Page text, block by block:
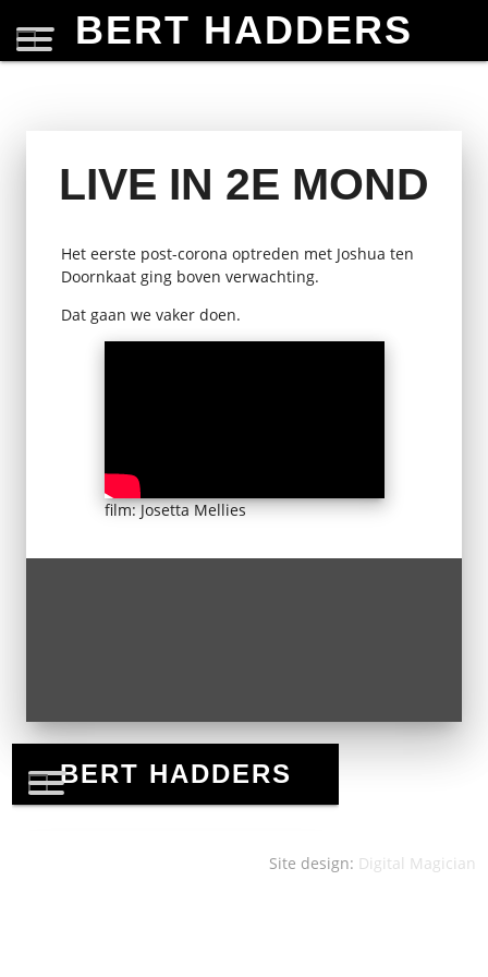
BERT HADDERS
LIVE IN 2E MOND
Het eerste post-corona optreden met Joshua ten
Doornkaat ging boven verwachting.
Dat gaan we vaker doen.
film: Josetta Mellies
Site design: Digital Magician